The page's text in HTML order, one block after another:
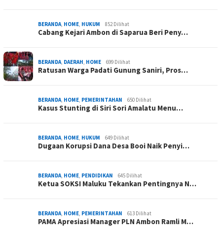
BERANDA, HOME, HUKUM 852 Dilihat
Cabang Kejari Ambon di Saparua Beri Peny…
BERANDA, DAERAH, HOME 699 Dilihat
Ratusan Warga Padati Gunung Saniri, Pros…
BERANDA, HOME, PEMERINTAHAN 650 Dilihat
Kasus Stunting di Siri Sori Amalatu Menu…
BERANDA, HOME, HUKUM 649 Dilihat
Dugaan Korupsi Dana Desa Booi Naik Penyi…
BERANDA, HOME, PENDIDIKAN 645 Dilihat
Ketua SOKSI Maluku Tekankan Pentingnya N…
BERANDA, HOME, PEMERINTAHAN 613 Dilihat
PAMA Apresiasi Manager PLN Ambon Ramli M…